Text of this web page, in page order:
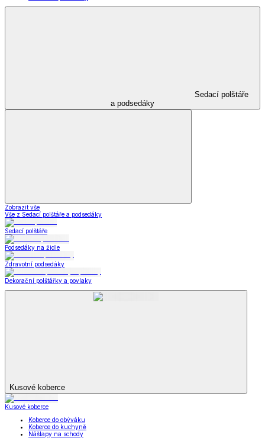
Sedací polštáře
a podsedáky
Zobrazit vše
Vše z Sedací polštáře a podsedáky
Sedací polštáře
Podsedáky na židle
Zdravotní podsedáky
Dekorační polštářky a povlaky
Kusové koberce
Kusové koberce
Koberce do obýváku
Koberce do kuchyně
Nášlapy na schody